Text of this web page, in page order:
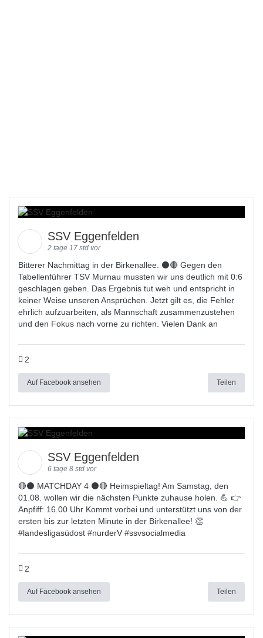
SSV Eggenfelden
2 tage 17 std vor
Bitterer Nachmittag in der Birkenallee. ⚫🔴 Gegen den
Tabellenführer TSV Murnau mussten wir uns deutlich mit 0:6
geschlagen geben. Das Ergebnis tut weh und entspricht in
keiner Weise unseren Ansprüchen. Jetzt gilt es, die Fehler
ehrlich aufzuarbeiten, als Mannschaft zusammenzustehen
und den Fokus nach vorne zu richten. Vielen Dank an
2
Auf Facebook ansehen Teilen
SSV Eggenfelden
6 tage 8 std vor
🔴⚫ MATCHDAY 4 ⚫🔴 Heimspieltag! Am Samstag, den
01.08. wollen wir die nächsten Punkte zuhause holen. 💪 👉
Anpfiff: 16.00 Uhr Kommt vorbei und unterstützt uns von der
ersten bis zur letzten Minute in der Birkenallee! 👏
#landesligasüdost #nurderV #ssvsocialmedia
2
Auf Facebook ansehen Teilen